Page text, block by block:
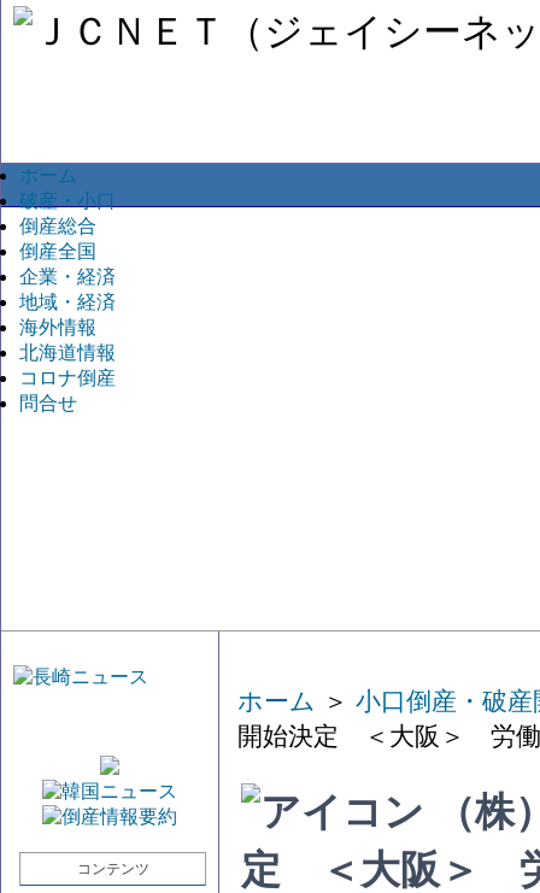
ホーム
破産・小口
倒産総合
倒産全国
企業・経済
地域・経済
海外情報
北海道情報
コロナ倒産
問合せ
コンテンツ
ホーム ＞ 小口倒産・破産
開始決定 ＜大阪＞ 労
（株
定 ＜大阪＞